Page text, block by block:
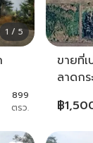
1 / 5
899
ตรว.
ขายที่
ลาดกร
฿